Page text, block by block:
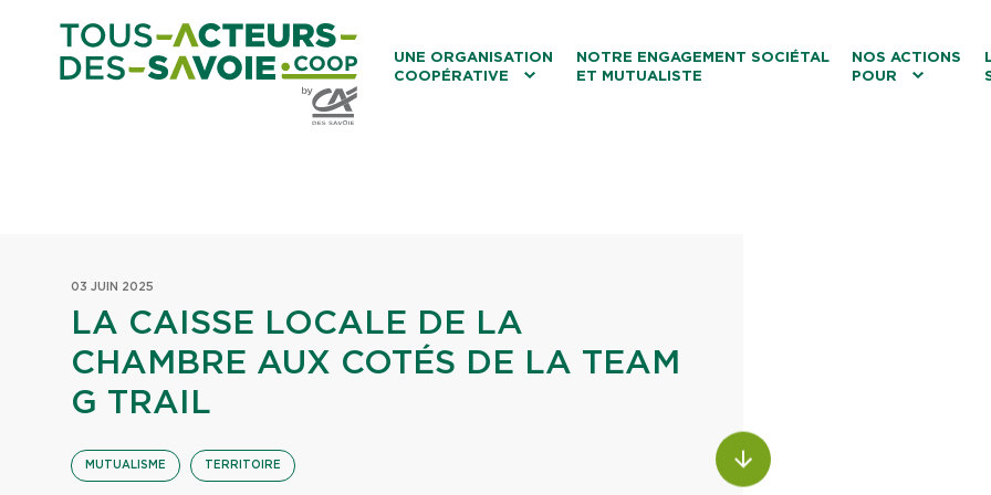
UNE ORGANISATION
COOPÉRATIVE
NOTRE ENGAGEMENT SOCIÉTAL
ET MUTUALISTE
NOS ACTIONS
POUR
03 JUIN 2025
LA CAISSE LOCALE DE LA
CHAMBRE AUX COTÉS DE LA TEAM
G TRAIL
MUTUALISME TERRITOIRE ALLER AU CONTENU